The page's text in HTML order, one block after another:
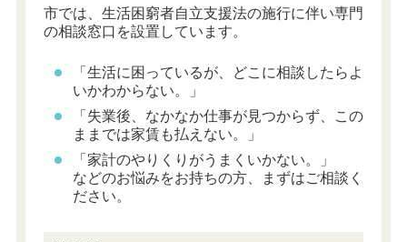
市では、生活困窮者自立支援法の施行に伴い専門
の相談窓口を設置しています。
「生活に困っているが、どこに相談したらよ
いかわからない。」
「失業後、なかなか仕事が見つからず、この
ままでは家賃も払えない。」
「家計のやりくりがうまくいかない。」
などのお悩みをお持ちの方、まずはご相談く
ださい。